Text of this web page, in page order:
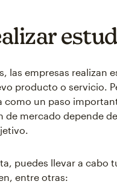
las empresas realizan
producto o servicio.
como un paso
de mercado depende
puedes llevar a cabo
entre otras: